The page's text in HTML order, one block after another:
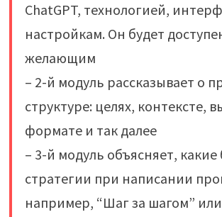
ChatGPT, технологией,
настройкам. Он будет
желающим
– 2-й модуль рассказывает о
структуре: целях, контексте,
формате и так далее
– 3-й модуль объясняет,
стратегии при написании
например, “Шаг за шагом”